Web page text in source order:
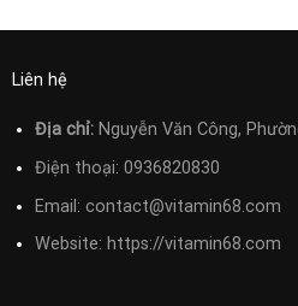
Liên hệ
Địa chỉ:Nguyễn Văn Công,
Điện thoại: 0936820830
Email: contact@vitamin68.com
Website: https://vitamin68.com